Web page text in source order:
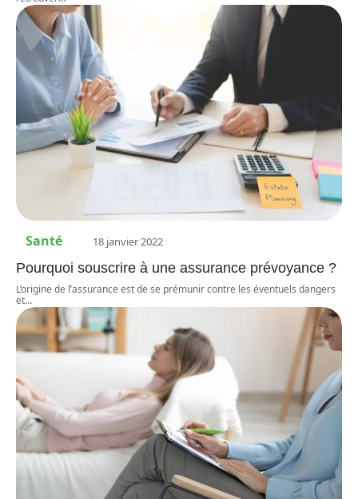
Santé 18 janvier 2022
Pourquoi souscrire à une assurance prévoyance ?
L’origine de l’assurance est de se prémunir contre les éventuels dangers
et…